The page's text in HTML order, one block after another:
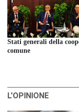
Stati generali della
comune
L'OPINIONE